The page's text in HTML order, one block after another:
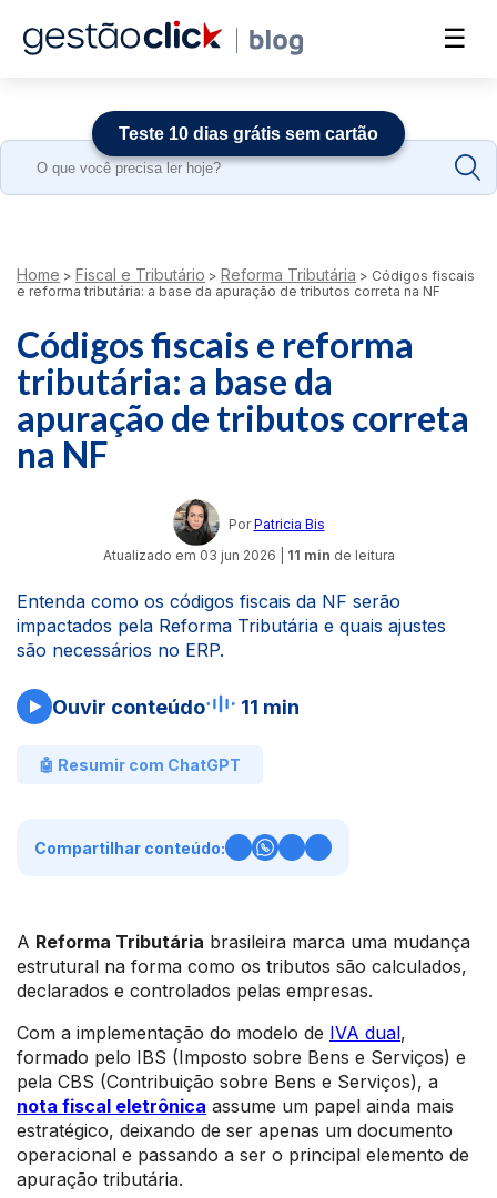
☰
Search
Home > Fiscal e Tributário > Reforma Tributária > Códigos fiscais
e reforma tributária: a base da apuração de tributos correta na NF
Códigos fiscais e reforma
tributária: a base da
apuração de tributos correta
na NF
Por Patricia Bis
Atualizado em 03 jun 2026 11 min de leitura
Entenda como os códigos fiscais da NF serão
impactados pela Reforma Tributária e quais ajustes
são necessários no ERP.
Ouvir conteúdo 11 min
🤖 Resumir com ChatGPT
Compartilhar conteúdo:
A Reforma Tributária brasileira marca uma mudança
estrutural na forma como os tributos são calculados,
declarados e controlados pelas empresas.
Com a implementação do modelo de IVA dual,
formado pelo IBS (Imposto sobre Bens e Serviços) e
pela CBS (Contribuição sobre Bens e Serviços), a
nota fiscal eletrônica assume um papel ainda mais
estratégico, deixando de ser apenas um documento
operacional e passando a ser o principal elemento de
apuração tributária.
Teste 10 dias grátis sem cartão